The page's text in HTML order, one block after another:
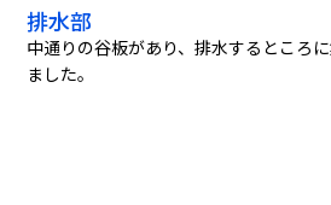
排水部
中通りの谷板があり、排水するところ
ました。